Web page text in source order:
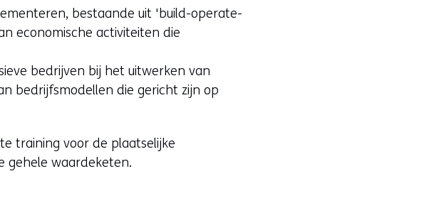
bestaande uit 'build-operate-
economische activiteiten die
bedrijven bij het uitwerken van
bedrijfsmodellen die gericht zijn op
training voor de plaatselijke
gehele waardeketen.